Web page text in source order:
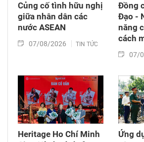
Củng cố tình hữu nghị
giữa nhân dân các
nước ASEAN
07/08/2026 TIN TỨC
Đồng
Đạo -
năng
cách
07/
Heritage Ho Chí Minh
Ứng